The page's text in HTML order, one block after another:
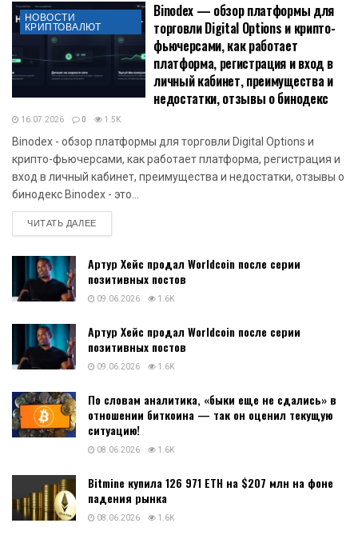
НОВОСТИ
КРИПТОВАЛЮТ
Binodex — обзор платформы для
торговли Digital Options и крипто-
фьючерсами, как работает
платформа, регистрация и вход в
личный кабинет, преимущества и
недостатки, отзывы о бинодекс
16.07.2026 0 1.5K
Binodex - обзор платформы для торговли Digital Options и
крипто-фьючерсами, как работает платформа, регистрация и
вход в личный кабинет, преимущества и недостатки, отзывы о
бинодекс Binodex - это...
ЧИТАТЬ ДАЛЕЕDETAILS
Артур Хейс продал Worldcoin после серии
позитивных постов
09.06.2026 1.6K
Артур Хейс продал Worldcoin после серии
позитивных постов
09.06.2026 1.6K
По словам аналитика, «быки еще не сдались» в
отношении биткоина — так он оценил текущую
ситуацию!
08.06.2026 1.6K
Bitmine купила 126 971 ETH на $207 млн на фоне
падения рынка
08.06.2026 1.6K